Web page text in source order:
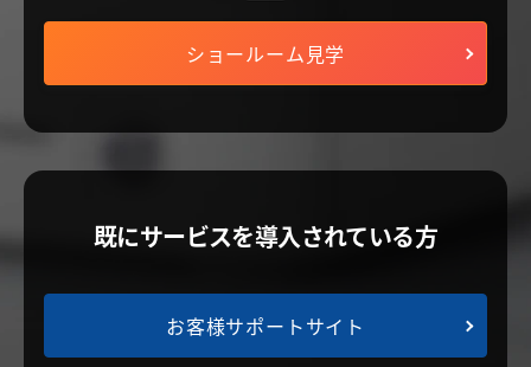
ショールーム見学
既にサービスを導入されている方
お客様サポートサイト